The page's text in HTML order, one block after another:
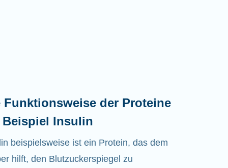
Funktionsweise der Proteine
Beispiel Insulin
beispielsweise ist ein Protein, das dem
hilft, den Blutzuckerspiegel zu